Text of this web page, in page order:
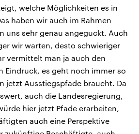
welche Möglichkeiten es in
haben wir auch im Rahmen
uns sehr genau angeguckt. Auch
wir warten, desto schwieriger
vermittelt man ja auch den
Eindruck, es geht noch immer so
jetzt Ausstiegspfade braucht. Da
auch die Landesregierung,
hier jetzt Pfade erarbeiten,
auch eine Perspektive